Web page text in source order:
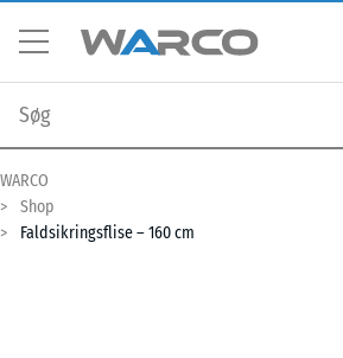
WARCO
Shop
Faldsikringsflise – 160 cm